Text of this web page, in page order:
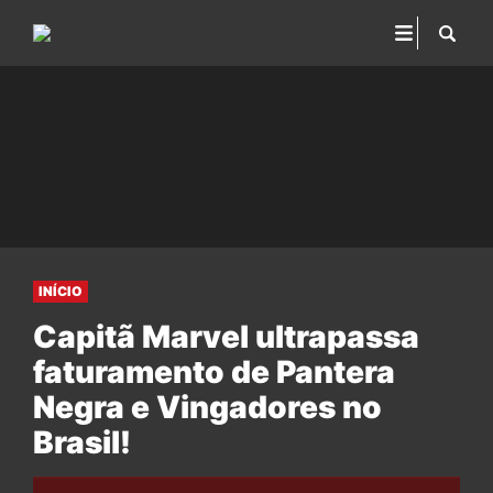
INÍCIO
Capitã Marvel ultrapassa
faturamento de Pantera
Negra e Vingadores no
Brasil!